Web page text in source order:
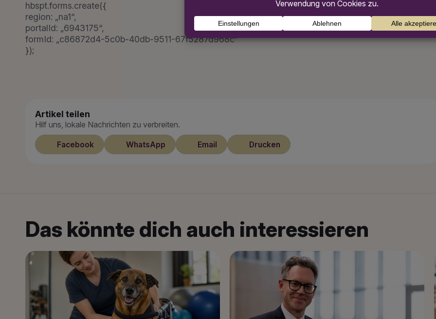
hbspt.forms.create({
region: „na1“,
portalId: „6943175“,
formId: „c86872d4-5c0b-40db-9511-67f5287d968c“
});
Artikel teilen
Hilf uns, lokale Nachrichten zu verbreiten.
Facebook WhatsApp Email Drucken
Das könnte dich auch interessieren